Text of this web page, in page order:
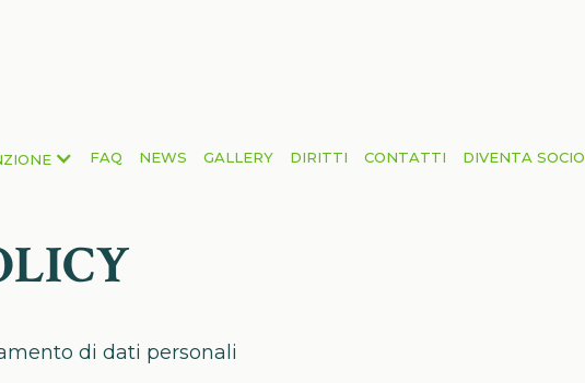
FAQ NEWS GALLERY DIRITTI CONTATTI DIVENTA SOCIO
di dati personali